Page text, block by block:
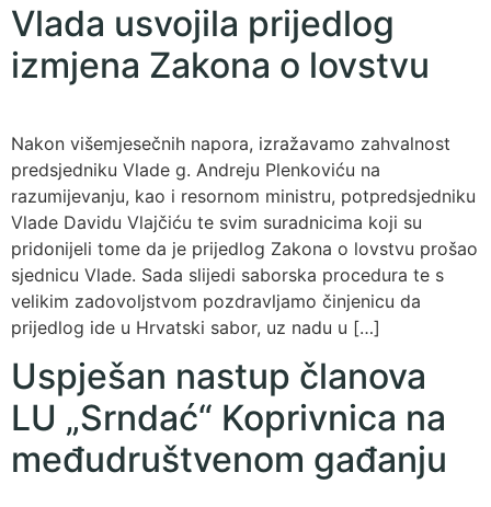
Vlada usvojila prijedlog
izmjena Zakona o lovstvu
Nakon višemjesečnih napora, izražavamo zahvalnost
predsjedniku Vlade g. Andreju Plenkoviću na
razumijevanju, kao i resornom ministru, potpredsjedniku
Vlade Davidu Vlajčiću te svim suradnicima koji su
pridonijeli tome da je prijedlog Zakona o lovstvu prošao
sjednicu Vlade. Sada slijedi saborska procedura te s
velikim zadovoljstvom pozdravljamo činjenicu da
prijedlog ide u Hrvatski sabor, uz nadu u […]
Uspješan nastup članova
LU „Srndać“ Koprivnica na
međudruštvenom gađanju